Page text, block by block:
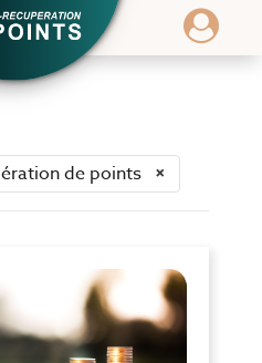
de points ×